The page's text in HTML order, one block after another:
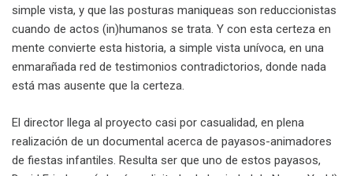
simple vista, y que las posturas maniqueas son reduccionistas
cuando de actos (in)humanos se trata. Y con esta certeza en
mente convierte esta historia, a simple vista unívoca, en una
enmarañada red de testimonios contradictorios, donde nada
está mas ausente que la certeza.
El director llega al proyecto casi por casualidad, en plena
realización de un documental acerca de payasos-animadores
de fiestas infantiles. Resulta ser que uno de estos payasos,